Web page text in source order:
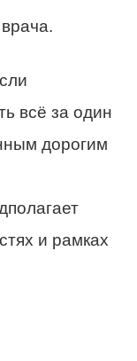
всё за один
дорогим
и рамках